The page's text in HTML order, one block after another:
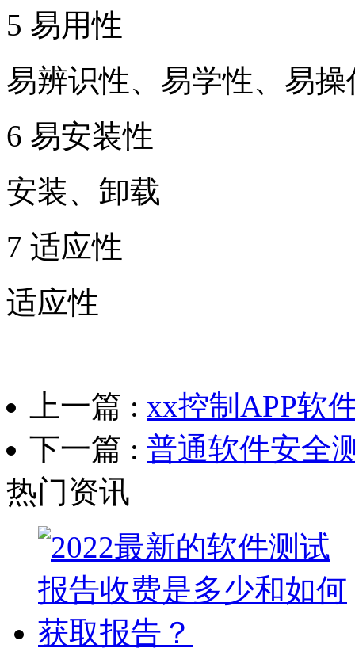
5 易用性
易辨识性、易学性、易操
6 易安装性
安装、卸载
7 适应性
适应性
上一篇 : xx控制APP软
下一篇 : 普通软件安全
热门资讯